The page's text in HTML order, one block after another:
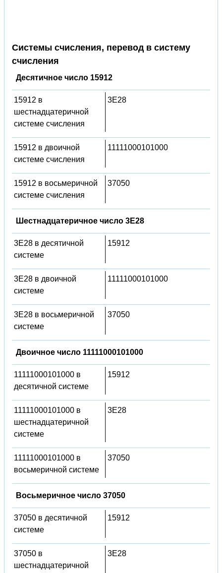
Системы счисления, перевод в систему
счисления
Десятичное число 15912
15912 в
шестнадцатеричной
системе счисления
3E28
15912 в двоичной
системе счисления
11111000101000
15912 в восьмеричной
системе счисления
37050
Шестнадцатеричное число 3E28
3E28 в десятичной
системе
15912
3E28 в двоичной
системе
11111000101000
3E28 в восьмеричной
системе
37050
Двоичное число 11111000101000
11111000101000 в
десятичной системе
15912
11111000101000 в
шестнадцатеричной
системе
3E28
11111000101000 в
восьмеричной системе
37050
Восьмеричное число 37050
37050 в десятичной
системе
15912
37050 в
шестнадцатеричной
3E28